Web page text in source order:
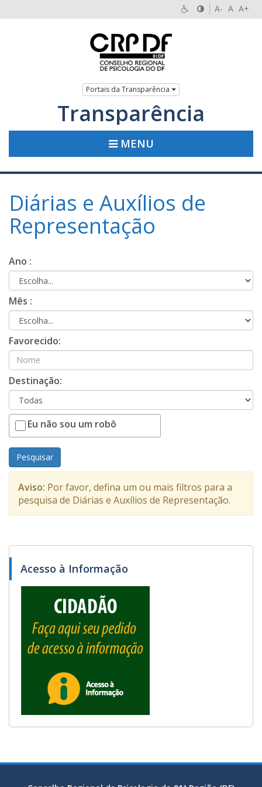
A- A A+
Portais da Transparência
Transparência
MENU
Diárias e Auxílios de
Representação
Ano :
Mês :
Favorecido:
Destinação:
Eu não sou um robô
Pesquisar
Aviso: Por favor, defina um ou mais filtros para a
pesquisa de Diárias e Auxílios de Representação.
Acesso à Informação